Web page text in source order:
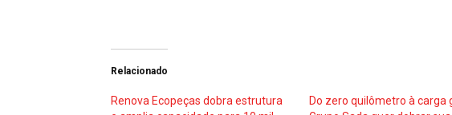
Relacionado
Renova Ecopeças dobra estrutura
Do zero quilômetro à carga